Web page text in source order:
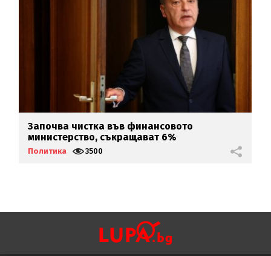
Започва чистка във финансовото
министерство, съкращават 6%
Политика 3500